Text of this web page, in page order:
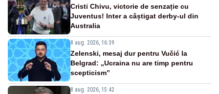
Cristi Chivu, victorie de senzație cu
Juventus! Inter a câștigat derby-ul din
Australia
8 aug. 2026, 16:39
Zelenski, mesaj dur pentru Vučić la
Belgrad: „Ucraina nu are timp pentru
scepticism”
8 aug. 2026, 15:42